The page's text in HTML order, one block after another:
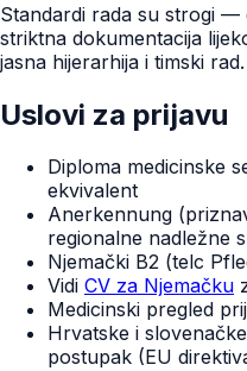
Standardi rada su strogi
striktna dokumentacija
jasna hijerarhija i timski rad.
Uslovi za prijavu
Diploma medicinske
ekvivalent
Anerkennung
regionalne nadležne
Njemački B2 (telc
Vidi CV za Njemačku
Medicinski pregled
Hrvatske i
postupak (EU